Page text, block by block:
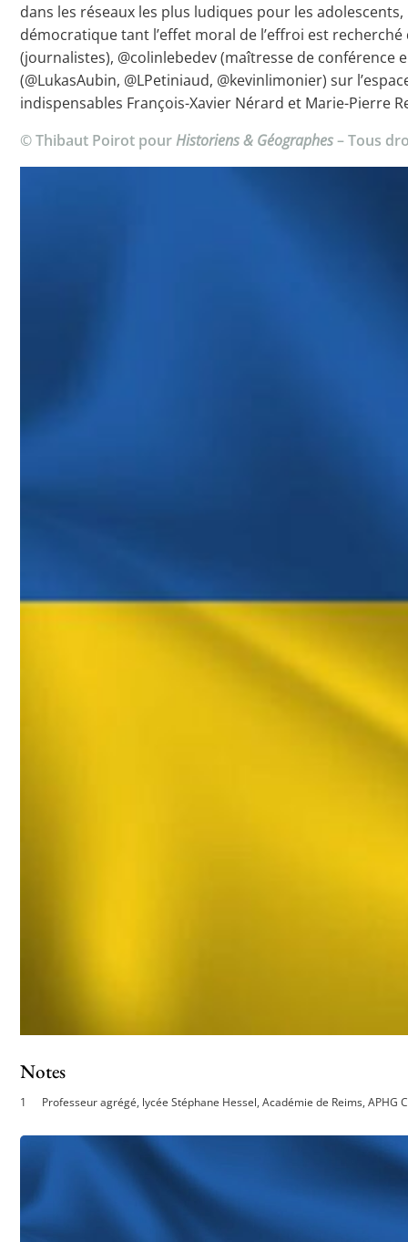
dans les réseaux les plus ludiques pour les
démocratique tant l’effet moral de l’effroi est
(journalistes), @colinlebedev (maîtresse de conférence
(@LukasAubin, @LPetiniaud, @kevinlimonier) sur
indispensables François-Xavier Nérard et Marie-Pierre
© Thibaut Poirot pourHistoriens & Géographes– Tous
Notes
Professeur agrégé, lycée Stéphane Hessel, Académie de Reims, APHG